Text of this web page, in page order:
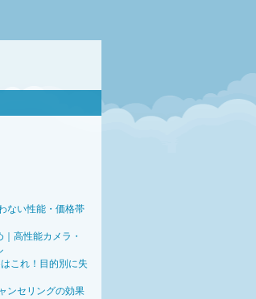
ない性能・価格帯
高性能カメラ・
これ！目的別に失
ンセリングの効果